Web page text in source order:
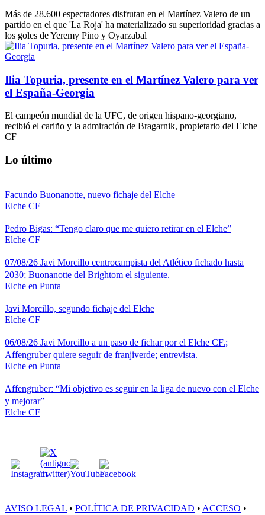
Más de 28.600 espectadores disfrutan en el Martínez Valero de un
partido en el que 'La Roja' ha materializado su superioridad gracias a
los goles de Yeremy Pino y Oyarzabal
Ilia Topuria, presente en el Martínez Valero para ver
el España-Georgia
El campeón mundial de la UFC, de origen hispano-georgiano,
recibió el cariño y la admiración de Bragarnik, propietario del Elche
CF
Lo último
Facundo Buonanotte, nuevo fichaje del Elche
Elche CF
Pedro Bigas: “Tengo claro que me quiero retirar en el Elche”
Elche CF
07/08/26 Javi Morcillo centrocampista del Atlético fichado hasta
2030; Buonanotte del Brightom el siguiente.
Elche en Punta
Javi Morcillo, segundo fichaje del Elche
Elche CF
06/08/26 Javi Morcillo a un paso de fichar por el Elche CF.;
Affengruber quiere seguir de franjiverde; entrevista.
Elche en Punta
Affengruber: “Mi objetivo es seguir en la liga de nuevo con el Elche
y mejorar”
Elche CF
AVISO LEGAL • POLÍTICA DE PRIVACIDAD • ACCESO •